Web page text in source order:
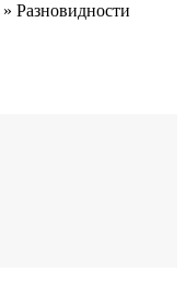
» Разновидности